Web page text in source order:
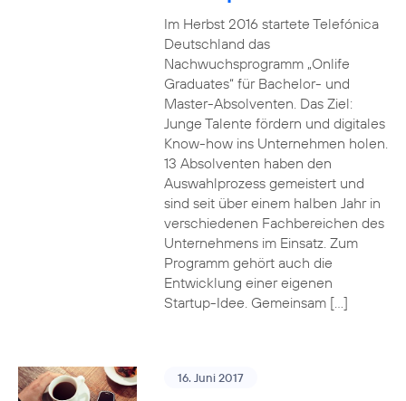
Im Herbst 2016 startete Telefónica
Deutschland das
Nachwuchsprogramm „Onlife
Graduates“ für Bachelor- und
Master-Absolventen. Das Ziel:
Junge Talente fördern und digitales
Know-how ins Unternehmen holen.
13 Absolventen haben den
Auswahlprozess gemeistert und
sind seit über einem halben Jahr in
verschiedenen Fachbereichen des
Unternehmens im Einsatz. Zum
Programm gehört auch die
Entwicklung einer eigenen
Startup-Idee. Gemeinsam […]
16. Juni 2017